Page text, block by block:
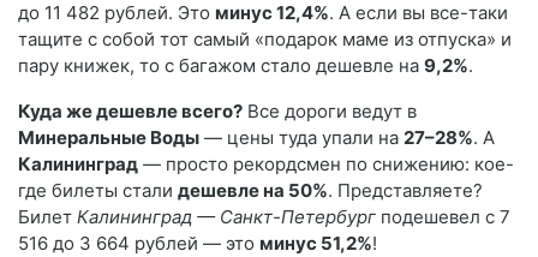
до 11 482 рублей. Это минус 12,4%. А если вы все-таки
тащите с собой тот самый «подарок маме из отпуска» и
пару книжек, то с багажом стало дешевле на 9,2%.
Куда же дешевле всего? Все дороги ведут в
Минеральные Воды — цены туда упали на 27–28%. А
Калининград — просто рекордсмен по снижению: кое-
где билеты стали дешевле на 50%. Представляете?
Билет Калининград — Санкт-Петербург подешевел с 7
516 до 3 664 рублей — это минус 51,2%!